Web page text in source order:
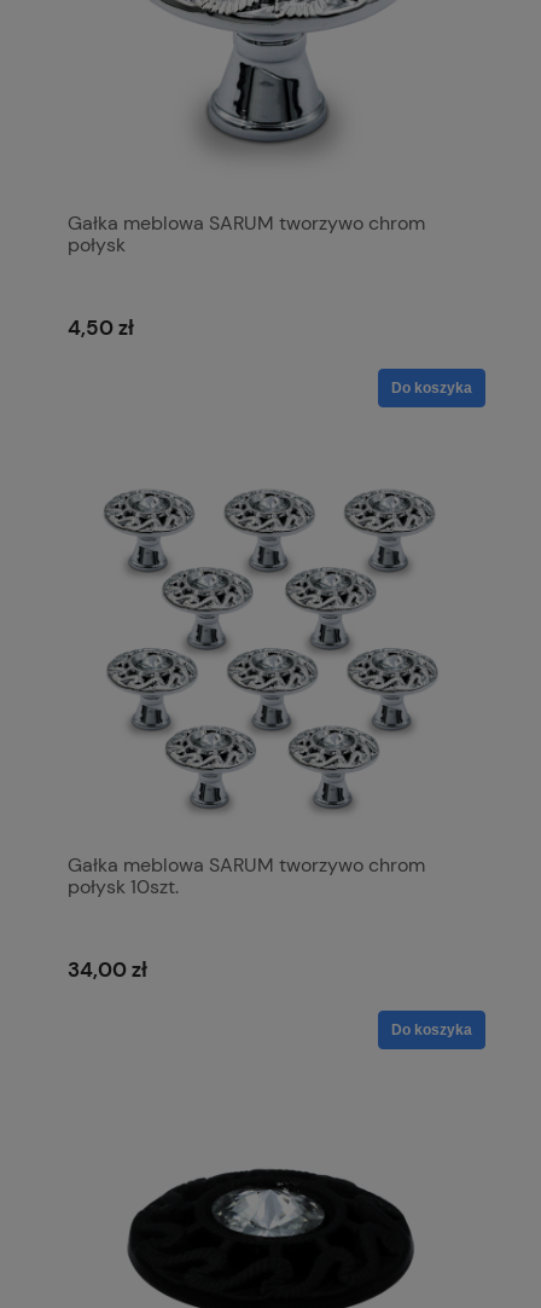
Gałka meblowa SARUM tworzywo chrom
połysk
4,50 zł
Do koszyka
Gałka meblowa SARUM tworzywo chrom
połysk 10szt.
34,00 zł
Do koszyka